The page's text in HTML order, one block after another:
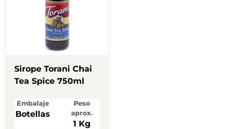
Sirope Torani Chai
Tea Spice 750ml
Embalaje
Botellas
Peso
aprox.
1 Kg